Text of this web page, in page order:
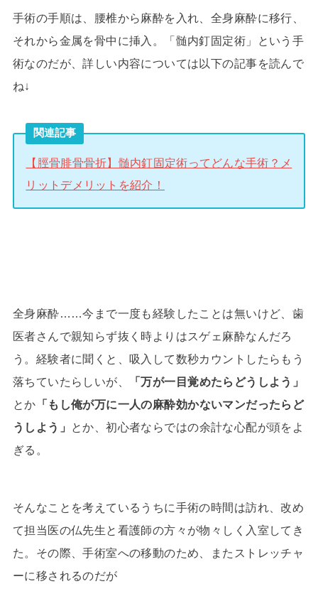
手術の手順は、腰椎から麻酔を入れ、全身麻酔に移行、
それから金属を骨中に挿入。「髄内釘固定術」という手
術なのだが、詳しい内容については以下の記事を読んで
ね↓
関連記事
【脛骨腓骨骨折】髄内釘固定術ってどんな手術？メ
リットデメリットを紹介！
全身麻酔……今まで一度も経験したことは無いけど、歯
医者さんで親知らず抜く時よりはスゲェ麻酔なんだろ
う。経験者に聞くと、吸入して数秒カウントしたらもう
落ちていたらしいが、
「万が一目覚めたらどうしよう」
とか 「もし俺が万に一人の麻酔効かないマンだったらど
うしよう」
とか、初心者ならではの余計な心配が頭をよ
ぎる。
そんなことを考えているうちに手術の時間は訪れ、改め
て担当医の仏先生と看護師の方々が物々しく入室してき
た。その際、手術室への移動のため、またストレッチャ
ーに移されるのだが